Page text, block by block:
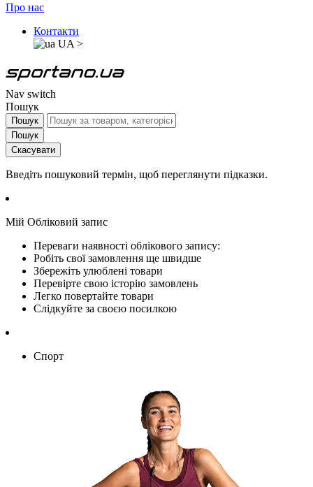
Про нас
Контакти
UA >
Nav switch
Пошук
Пошук
Пошук
Скасувати
Введіть пошуковий термін, щоб переглянути підказки.
Мій Обліковий запис
Переваги наявності облікового запису:
Робіть свої замовлення ще швидше
Збережіть улюблені товари
Перевірте свою історію замовлень
Легко повертайте товари
Слідкуйте за своєю посилкою
Спорт